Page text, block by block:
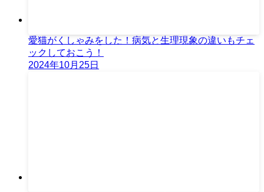
愛猫がくしゃみをした！病気と生理現象の違いもチェ
ックしておこう！
2024年10月25日